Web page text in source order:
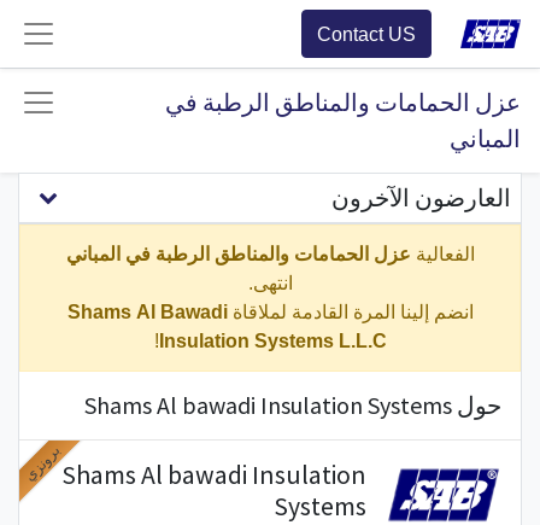
Contact US
عزل الحمامات والمناطق الرطبة في
المباني
العارضون الآخرون
الفعالية عزل الحمامات والمناطق الرطبة في المباني
انتهى.
انضم إلينا المرة القادمة لملاقاة
Shams Al Bawadi
Insulation Systems L.L.C
!
حول Shams Al bawadi Insulation Systems
Shams Al bawadi Insulation
Systems
برونزي